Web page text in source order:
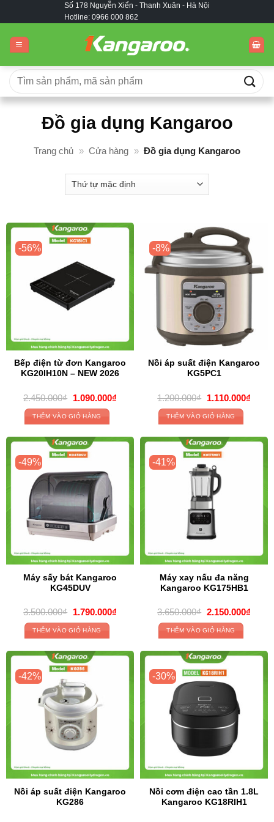
qua
nội
dung
Số 178 Nguyễn Xiển - Thanh Xuân - Hà Nội
Hotline: 0966 000 862
Tìm
Đồ gia dụng Kangaroo
Trang chủ » Cửa hàng » Đồ gia dụng Kangaroo
-56%
Bếp điện từ đơn Kangaroo
KG20IH10N – NEW 2026
2.450.000₫ Original
price
was:
2.450.000₫.
1.090.000₫Current
1.090.000₫.
THÊM VÀO GIỎ HÀNG
-8%
Nồi áp suất điện Kangaroo
KG5PC1
1.200.000₫ Original
price
was:
1.200.000₫.
1.110.000₫
THÊM VÀO GIỎ HÀNG
-49%
Máy sấy bát Kangaroo
KG45DUV
3.500.000₫ Original
price
was:
3.500.000₫.
1.790.000₫Current
1.790.000₫.
THÊM VÀO GIỎ HÀNG
-41%
Máy xay nấu đa năng
Kangaroo KG175HB1
3.650.000₫ Original
price
was:
3.650.000₫.
2.150.000₫
THÊM VÀO GIỎ HÀNG
-42%
Nồi áp suất điện Kangaroo
KG286
-30%
Nồi cơm điện cao tần 1.8L
Kangaroo KG18RIH1